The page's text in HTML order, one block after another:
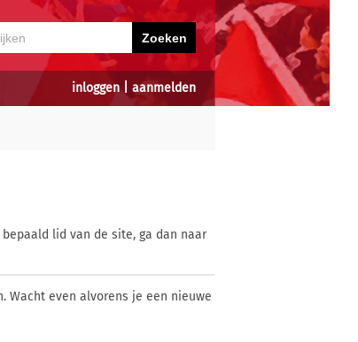
inloggen| aanmelden
lid van de site, ga dan naar
Wacht even alvorens je een nieuwe